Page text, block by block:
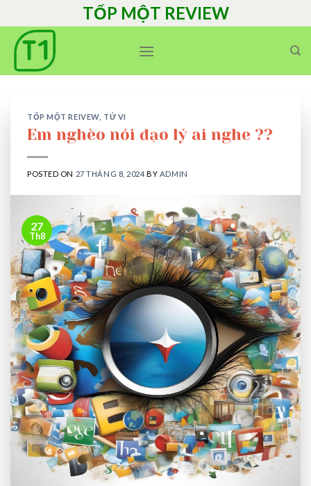
to
content
TỐP MỘT REVIEW
TỐP MỘT REIVEW, TỬ VI
Em nghèo nói đạo lý ai nghe ??
POSTED ON 27 THÁNG 8, 2024 BY ADMIN
27
Th8